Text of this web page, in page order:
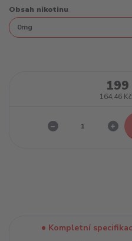
Obsah nikotinu
199
164,46 Kč
Kompletní